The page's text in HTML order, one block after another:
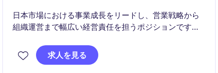
日本市場における事業成長をリードし、営業戦略から
組織運営まで幅広い経営責任を担うポジションです。
ア拡大と組織強化を推進していただきます。
求人を見る